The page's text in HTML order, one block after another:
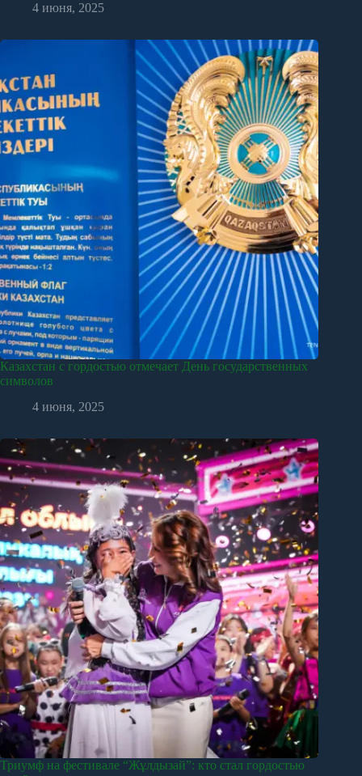
4 июня, 2025
Казахстан с гордостью отмечает День государственных
символов
4 июня, 2025
Триумф на фестивале “Жұлдызай”: кто стал гордостью